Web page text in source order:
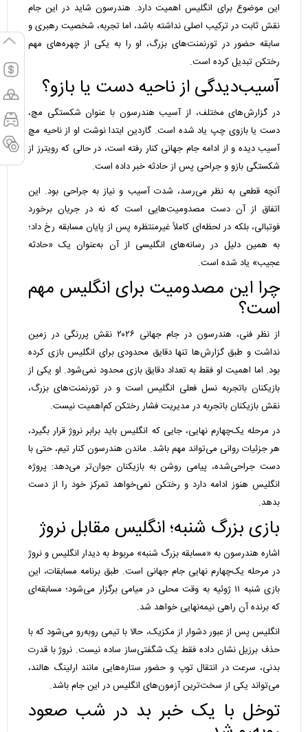
این موضوع برای انگلیس اهمیت دارد. هندرسون شاید در این جام
نقش ثابت در ترکیب اصلی نداشته باشد، اما تجربه، شخصیت رهبری و
سابقه حضور در تورنمنت‌های بزرگ، او را به یکی از چهره‌های مهم
رختکن تبدیل کرده است.
آسیب‌دیدگی از ناحیه دست یا بازو؟
در گزارش‌های مختلف، از آسیب هندرسون با عنوان شکستگی مچ،
دست یا بازوی چپ یاد شده است. گاردین ابتدا نوشت او از ناحیه مچ
آسیب دیده و از ادامه جام جهانی کنار رفته است، در حالی که رویترز از
شکستگی بازو و جراحی پس از حادثه خبر داده است.
آنچه قطعی به نظر می‌رسد، شدت آسیب و نیاز به جراحی بود. این
اتفاق از آن دست مصدومیت‌هایی است که نه در جریان برخورد
فوتبالی، بلکه در لحظه‌ای کاملاً غیرمنتظره پس از پایان مسابقه رخ داد؛
به همین دلیل در رسانه‌های انگلیسی از آن به‌عنوان یک «حادثه
عجیب» یاد شده است.
چرا این مصدومیت برای انگلیس مهم
است؟
از نظر فنی، هندرسون در جام جهانی ۲۰۲۶ نقش پررنگی در زمین
نداشت و طبق گزارش‌ها تنها دقایق محدودی برای انگلیس بازی کرده
بود. اما اهمیت او فقط به تعداد دقایق بازی محدود نمی‌شود. او یکی از
بازیکنان باتجربه نسل فعلی انگلیس است و در تورنمنت‌های بزرگ،
نقش بازیکنان باتجربه در مدیریت فشار رختکن کم‌اهمیت نیست.
در مرحله یک‌چهارم نهایی، جایی که انگلیس باید برابر نروژ قرار بگیرد،
هر جزئیات روانی می‌تواند مهم باشد. ماندن هندرسون کنار تیم، حتی با
دست جراحی‌شده، پیامی روشن به بازیکنان جوان‌تر می‌دهد: پروژه
انگلیس هنوز ادامه دارد و رختکن نمی‌خواهد تمرکز خود را از دست
بدهد.
بازی بزرگ شنبه؛ انگلیس مقابل نروژ
اشاره هندرسون به «مسابقه بزرگ شنبه» مربوط به دیدار انگلیس و نروژ
در مرحله یک‌چهارم نهایی جام جهانی است. طبق برنامه مسابقات، این
بازی شنبه ۱۱ ژوئیه به وقت محلی در میامی برگزار می‌شود؛ مسابقه‌ای
که برنده آن راهی نیمه‌نهایی خواهد شد.
انگلیس پس از عبور دشوار از مکزیک، حالا با تیمی روبه‌رو می‌شود که با
حذف برزیل نشان داده فقط یک شگفتی‌ساز ساده نیست. نروژ با قدرت
بدنی، سرعت در انتقال توپ و حضور ستاره‌هایی مانند ارلینگ هالند،
می‌تواند یکی از سخت‌ترین آزمون‌های انگلیس در این جام باشد.
توخل با یک خبر بد در شب صعود